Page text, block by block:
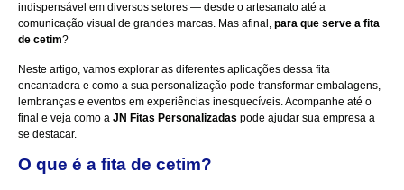
indispensável em diversos setores — desde o artesanato até a
comunicação visual de grandes marcas. Mas afinal, para que serve a fita
de cetim?
Neste artigo, vamos explorar as diferentes aplicações dessa fita
encantadora e como a sua personalização pode transformar embalagens,
lembranças e eventos em experiências inesquecíveis. Acompanhe até o
final e veja como a JN Fitas Personalizadas pode ajudar sua empresa a
se destacar.
O que é a fita de cetim?